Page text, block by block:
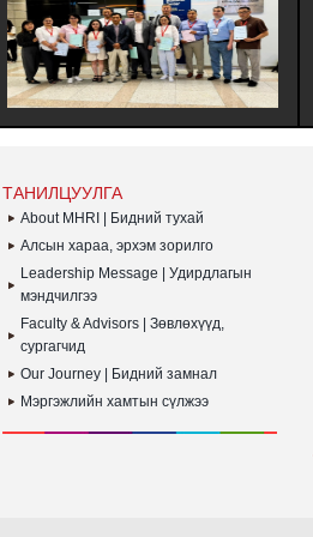
ЗӨВЛӨЛИЙН МЭРГЭШҮҮЛЭХ ТУСГАЙ
ХӨТӨЛБӨРТ ЗОЧИН ТӨЛӨӨЛӨГЧӨӨР
ОРОЛЦОЖ, БНСУ-Н ААН БОЛОН ТӨР
ЗАХИРГААНЫ БАЙГУУЛЛАГЫН ҮЙЛ
АЖИЛЛАГААТАЙ ТАНИЛЦАЖ
ТУРШЛАГА СУДЛАХ АЛБАН
ТАНИЛЦУУЛГА
About MHRI | Бидний тухай
Алсын хараа, эрхэм зорилго
Leadership Message | Удирдлагын
мэндчилгээ
Faculty & Advisors | Зөвлөхүүд,
сургагчид
Our Journey | Бидний замнал
Мэргэжлийн хамтын сүлжээ